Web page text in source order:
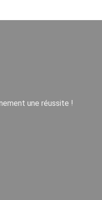
une réussite !